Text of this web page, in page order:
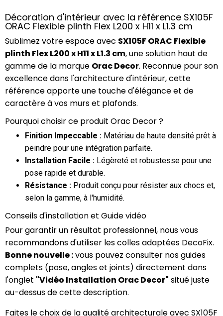
Décoration d'intérieur avec la référence SX105F
ORAC Flexible plinth Flex L200 x H11 x L1.3 cm
Sublimez votre espace avec SX105F ORAC Flexible
plinth Flex L200 x H11 x L1.3 cm, une solution haut de
gamme de la marque Orac Decor. Reconnue pour son
excellence dans l'architecture d'intérieur, cette
référence apporte une touche d'élégance et de
caractère à vos murs et plafonds.
Pourquoi choisir ce produit Orac Decor ?
Finition Impeccable : Matériau de haute densité prêt à
peindre pour une intégration parfaite.
Installation Facile : Légèreté et robustesse pour une
pose rapide et durable.
Résistance : Produit conçu pour résister aux chocs et,
selon la gamme, à l'humidité.
Conseils d'installation et Guide vidéo
Pour garantir un résultat professionnel, nous vous
recommandons d'utiliser les colles adaptées DecoFix.
Bonne nouvelle :vous pouvez consulter nos guides
complets (pose, angles et joints) directement dans
l'onglet "Vidéo Installation Orac Decor" situé juste
au-dessus de cette description.
Faites le choix de la qualité architecturale avec SX105F